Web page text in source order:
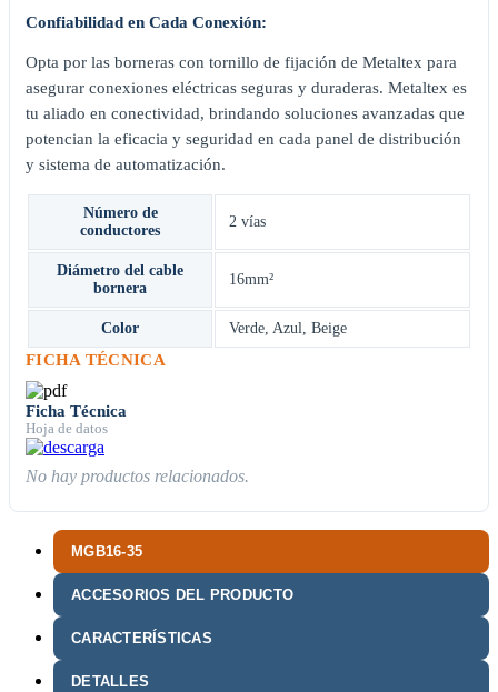
MGB16-35
ACCESORIOS DEL PRODUCTO
CARACTERÍSTICAS
DETALLES
Confiabilidad en Cada Conexión:
Opta por las borneras con tornillo de fijación de Metaltex para
asegurar conexiones eléctricas seguras y duraderas. Metaltex es
tu aliado en conectividad, brindando soluciones avanzadas que
potencian la eficacia y seguridad en cada panel de distribución
y sistema de automatización.
Número de
conductores
2 vías
Diámetro del cable
bornera
16mm²
Color Verde, Azul, Beige
FICHA TÉCNICA
Ficha Técnica
Hoja de datos
No hay productos relacionados.